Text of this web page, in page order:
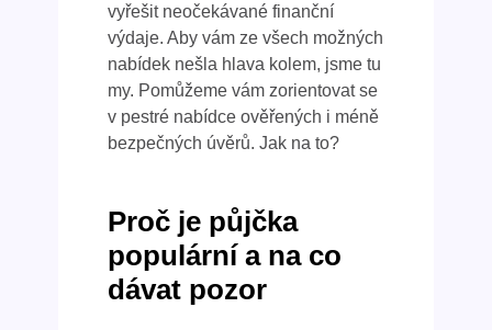
vyřešit neočekávané finanční
výdaje. Aby vám ze všech možných
nabídek nešla hlava kolem, jsme tu
my. Pomůžeme vám zorientovat se
v pestré nabídce ověřených i méně
bezpečných úvěrů. Jak na to?
Proč je půjčka
populární a na co
dávat pozor